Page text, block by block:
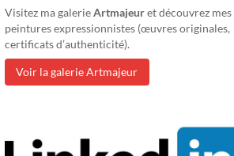
Visitez ma galerieArtmajeuret découvrez mes
peintures expressionnistes (œuvres originales,
certificats d’authenticité).
Voir la galerie Artmajeur